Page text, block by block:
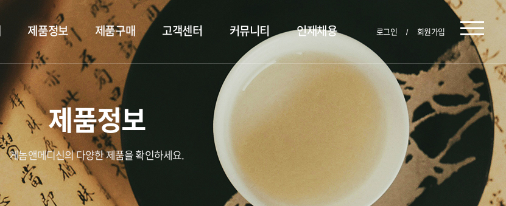
제품정보 제품구매 고객센터 커뮤니티 인재채용 로그인 회원가입
제품정보
게놈앤메디신의 다양한 제품을 확인하세요.